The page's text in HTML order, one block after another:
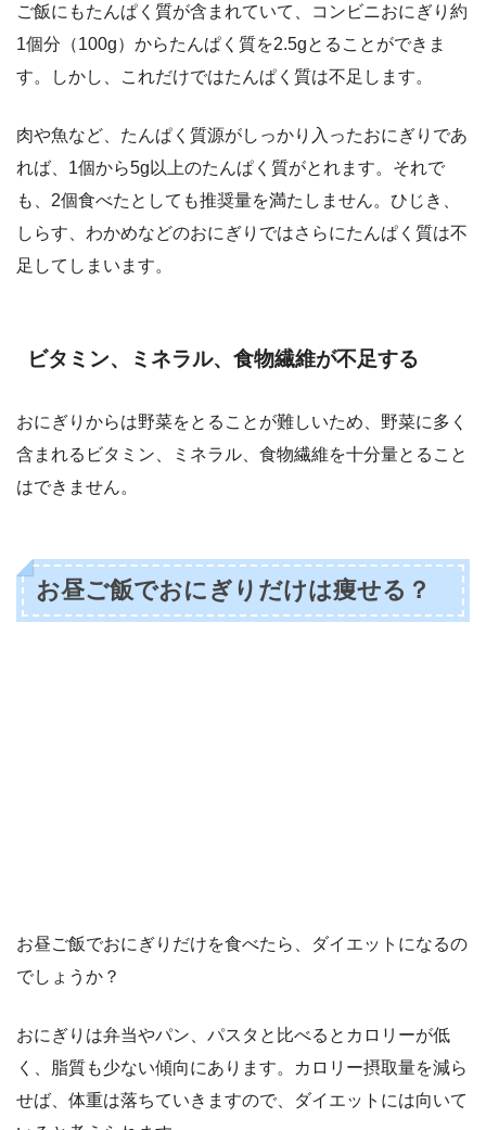
ご飯にもたんぱく質が含まれていて、コンビニおにぎり約
1個分（100g）からたんぱく質を2.5gとることができま
す。しかし、これだけではたんぱく質は不足します。
肉や魚など、たんぱく質源がしっかり入ったおにぎりであ
れば、1個から5g以上のたんぱく質がとれます。それで
も、2個食べたとしても推奨量を満たしません。ひじき、
しらす、わかめなどのおにぎりではさらにたんぱく質は不
足してしまいます。
ビタミン、ミネラル、食物繊維が不足する
おにぎりからは野菜をとることが難しいため、野菜に多く
含まれるビタミン、ミネラル、食物繊維を十分量とること
はできません。
お昼ご飯でおにぎりだけは痩せる？
お昼ご飯でおにぎりだけを食べたら、ダイエットになるの
でしょうか？
おにぎりは弁当やパン、パスタと比べるとカロリーが低
く、脂質も少ない傾向にあります。カロリー摂取量を減ら
せば、体重は落ちていきますので、ダイエットには向いて